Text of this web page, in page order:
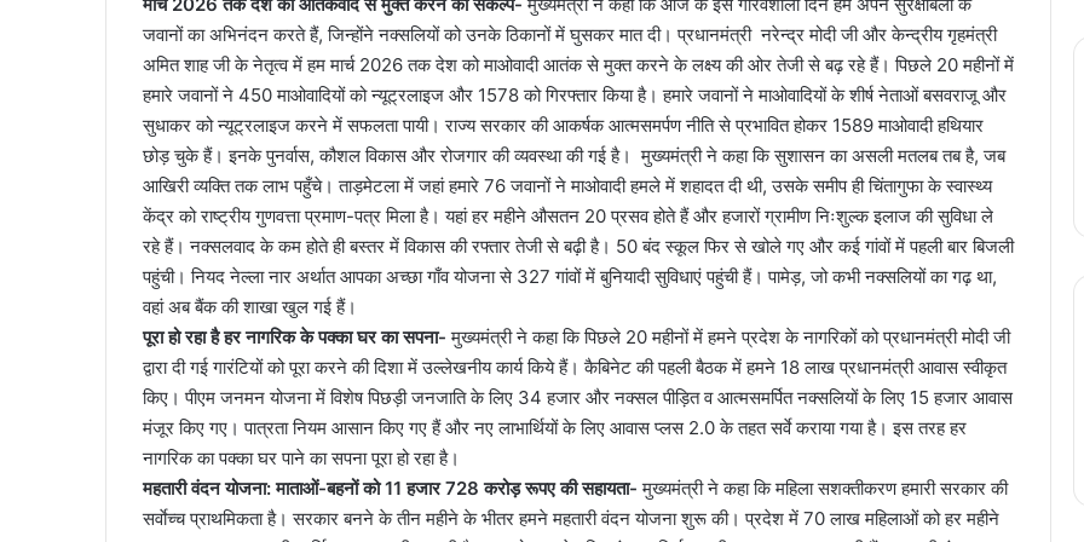
जवानों का अभिनंदन करते हैं, जिन्होंने नक्सलियों को उनके ठिकानों में घुसकर मात दी। प्रधानमंत्री नरेन्द्र मोदी जी और केन्द्रीय गृहमंत्री
अमित शाह जी के नेतृत्व में हम मार्च 2026 तक देश को माओवादी आतंक से मुक्त करने के लक्ष्य की ओर तेजी से बढ़ रहे हैं। पिछले 20 महीनों में
हमारे जवानों ने 450 माओवादियों को न्यूट्रलाइज और 1578 को गिरफ्तार किया है। हमारे जवानों ने माओवादियों के शीर्ष नेताओं बसवराजू और
सुधाकर को न्यूट्रलाइज करने में सफलता पायी। राज्य सरकार की आकर्षक आत्मसमर्पण नीति से प्रभावित होकर 1589 माओवादी हथियार
छोड़ चुके हैं। इनके पुनर्वास, कौशल विकास और रोजगार की व्यवस्था की गई है। मुख्यमंत्री ने कहा कि सुशासन का असली मतलब तब है, जब
आखिरी व्यक्ति तक लाभ पहुँचे। ताड़मेटला में जहां हमारे 76 जवानों ने माओवादी हमले में शहादत दी थी, उसके समीप ही चिंतागुफा के स्वास्थ्य
केंद्र को राष्ट्रीय गुणवत्ता प्रमाण-पत्र मिला है। यहां हर महीने औसतन 20 प्रसव होते हैं और हजारों ग्रामीण निःशुल्क इलाज की सुविधा ले
रहे हैं। नक्सलवाद के कम होते ही बस्तर में विकास की रफ्तार तेजी से बढ़ी है। 50 बंद स्कूल फिर से खोले गए और कई गांवों में पहली बार बिजली
पहुंची। नियद नेल्ला नार अर्थात आपका अच्छा गाँव योजना से 327 गांवों में बुनियादी सुविधाएं पहुंची हैं। पामेड़, जो कभी नक्सलियों का गढ़ था,
वहां अब बैंक की शाखा खुल गई हैं।
पूरा हो रहा है हर नागरिक के पक्का घर का सपना-मुख्यमंत्री ने कहा कि पिछले 20 महीनों में हमने प्रदेश के नागरिकों को प्रधानमंत्री मोदी जी
द्वारा दी गई गारंटियों को पूरा करने की दिशा में उल्लेखनीय कार्य किये हैं। कैबिनेट की पहली बैठक में हमने 18 लाख प्रधानमंत्री आवास स्वीकृत
किए। पीएम जनमन योजना में विशेष पिछड़ी जनजाति के लिए 34 हजार और नक्सल पीड़ित व आत्मसमर्पित नक्सलियों के लिए 15 हजार आवास
मंजूर किए गए। पात्रता नियम आसान किए गए हैं और नए लाभार्थियों के लिए आवास प्लस 2.0 के तहत सर्वे कराया गया है। इस तरह हर
नागरिक का पक्का घर पाने का सपना पूरा हो रहा है।
महतारी वंदन योजना: माताओं-बहनों को 11 हजार 728 करोड़ रूपए की सहायता-मुख्यमंत्री ने कहा कि महिला सशक्तीकरण हमारी सरकार की
सर्वाेच्च प्राथमिकता है। सरकार बनने के तीन महीने के भीतर हमने महतारी वंदन योजना शुरू की। प्रदेश में 70 लाख महिलाओं को हर महीने